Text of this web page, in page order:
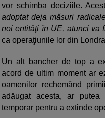
vor schimba deciziile.
adoptat deja măsuri
noi entităţi în UE, atunci va
ca operaţiunile lor din
Un alt bancher de top a
acord de ultim moment ar
oamenilor rechemând
adăugat acesta, ar
temporar pentru a extinde